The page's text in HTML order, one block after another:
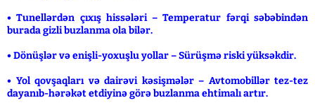
• Tunellərdən çıxış hissələri – Temperatur fərqi səbəbindən
burada gizli buzlanma ola bilər.
• Dönüşlər və enişli-yoxuşlu yollar – Sürüşmə riski yüksəkdir.
• Yol qovşaqları və dairəvi kəsişmələr – Avtomobillər tez-tez
dayanıb-hərəkət etdiyinə görə buzlanma ehtimalı artır.